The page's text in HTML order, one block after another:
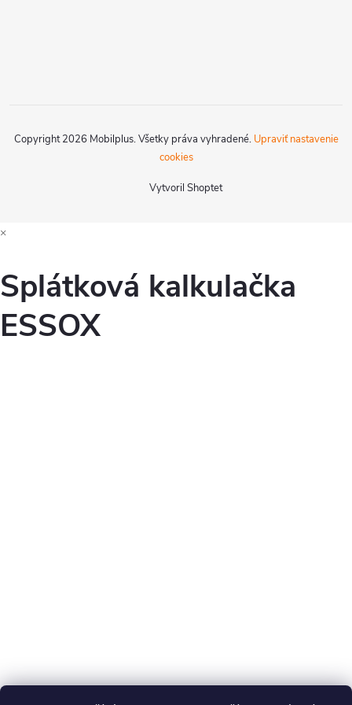
Vytvoril Shoptet
Copyright 2026 Mobilplus. Všetky práva vyhradené. Upraviť nastavenie
cookies
×
Splátková kalkulačka
ESSOX